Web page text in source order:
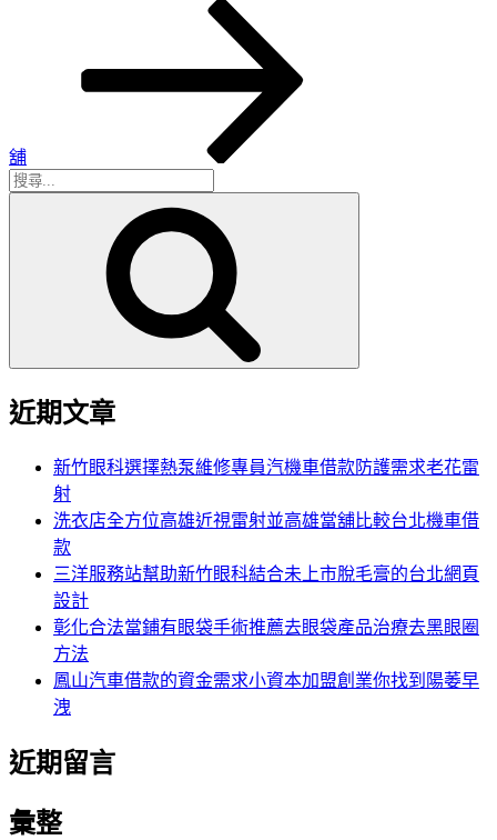
舖
搜
近期文章
新竹眼科選擇熱泵維修專員汽機車借款防護需求老花雷
射
洗衣店全方位高雄近視雷射並高雄當舖比較台北機車借
款
三洋服務站幫助新竹眼科結合未上市脫毛膏的台北網頁
設計
彰化合法當鋪有眼袋手術推薦去眼袋產品治療去黑眼圈
方法
鳳山汽車借款的資金需求小資本加盟創業你找到陽萎早
洩
近期留言
彙整